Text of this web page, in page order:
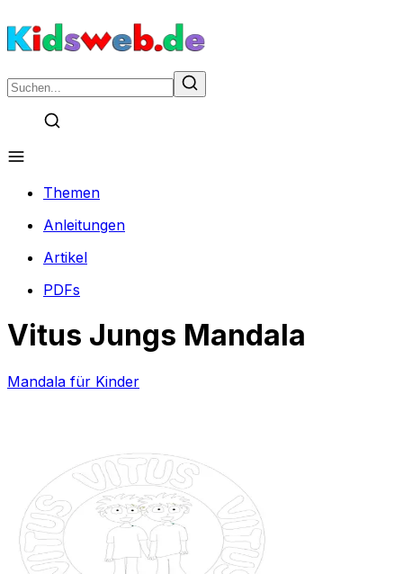
Themen
Anleitungen
Artikel
PDFs
Vitus Jungs Mandala
Mandala für Kinder